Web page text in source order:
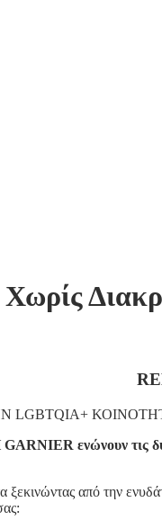
LGBTQIA+
GARNIER ενώνουν τις
ξεκινώντας από την